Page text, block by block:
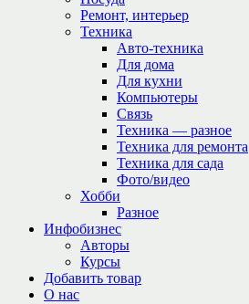
Ремонт, интерьер
Техника
Авто-техника
Для дома
Для кухни
Компьютеры
Связь
Техника — разное
Техника для ремонта
Техника для сада
Фото/видео
Хобби
Разное
Инфобизнес
Авторы
Курсы
Добавить товар
О нас